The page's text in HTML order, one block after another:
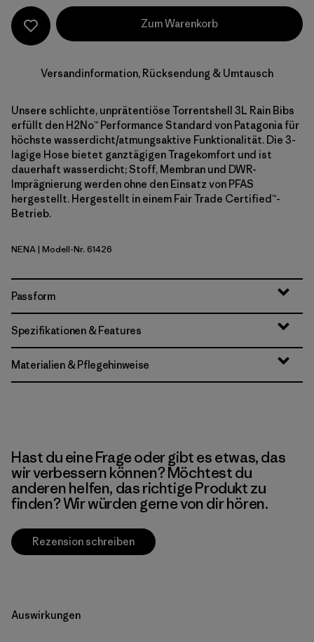
Zum Warenkorb
Versandinformation, Rücksendung & Umtausch
Unsere schlichte, unprätentiöse Torrentshell 3L Rain Bibs
erfüllt den H2No™ Performance Standard von Patagonia für
höchste wasserdicht/atmungsaktive Funktionalität. Die 3-
lagige Hose bietet ganztägigen Tragekomfort und ist
dauerhaft wasserdicht; Stoff, Membran und DWR-
Imprägnierung werden ohne den Einsatz von PFAS
hergestellt. Hergestellt in einem Fair Trade Certified™-
Betrieb.
New Navy
NENA| Modell-Nr. 61426
Passform
Spezifikationen & Features
Materialien & Pflegehinweise
Hast du eine Frage oder gibt es etwas, das
wir verbessern können? Möchtest du
anderen helfen, das richtige Produkt zu
finden? Wir würden gerne von dir hören.
Rezension schreiben
Auswirkungen